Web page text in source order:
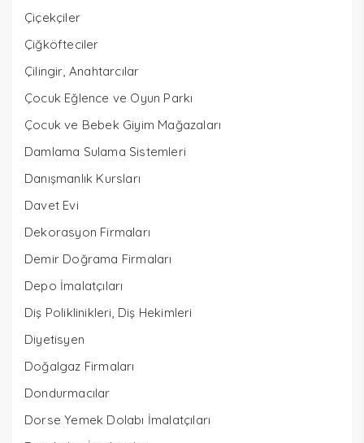
Çiçekçiler
Çiğköfteciler
Çilingir, Anahtarcılar
Çocuk Eğlence ve Oyun Parkı
Çocuk ve Bebek Giyim Mağazaları
Damlama Sulama Sistemleri
Danışmanlık Kursları
Davet Evi
Dekorasyon Firmaları
Demir Doğrama Firmaları
Depo İmalatçıları
Diş Poliklinikleri, Diş Hekimleri
Diyetisyen
Doğalgaz Firmaları
Dondurmacılar
Dorse Yemek Dolabı İmalatçıları